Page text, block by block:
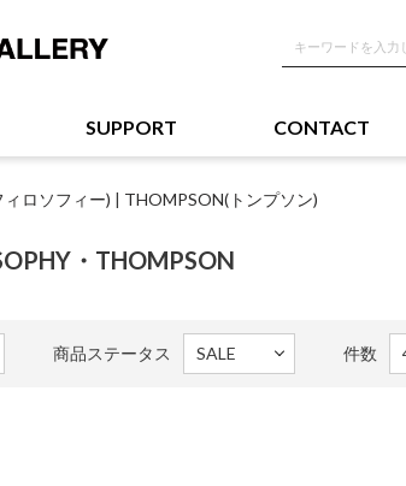
SUPPORT CONTACT
ロソフィー) | THOMPSON(トンプソン)
・THOMPSON
商品ステータス 件数